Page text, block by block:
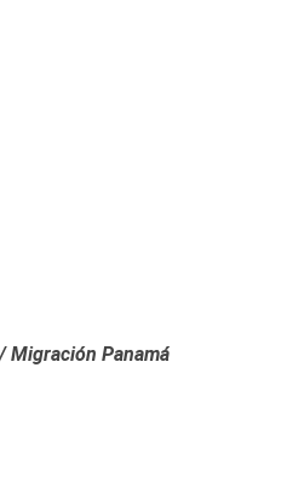
Migración Panamá